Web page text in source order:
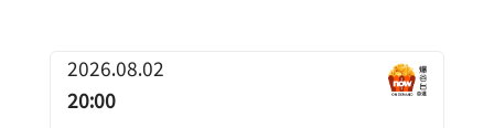
2026.08.02
20:00